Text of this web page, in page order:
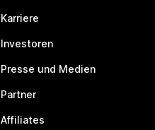
Karriere
Investoren
Presse und Medien
Partner
Affiliates